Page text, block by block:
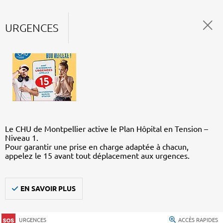
URGENCES
Le CHU de Montpellier active le Plan Hôpital en Tension –
Niveau 1.
Pour garantir une prise en charge adaptée à chacun,
appelez le 15 avant tout déplacement aux urgences.
EN SAVOIR PLUS
URGENCES ACCÈS RAPIDES